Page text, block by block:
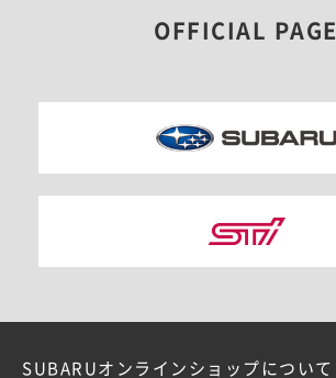
OFFICIAL PAGE
SUBARUオンラインショップについて